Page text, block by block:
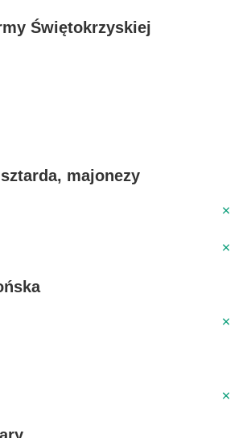
Świętokrzyskiej
majonezy